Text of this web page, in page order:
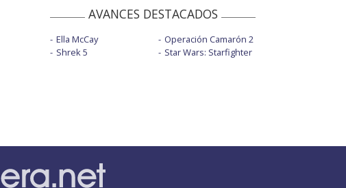
AVANCES DESTACADOS
Ella McCay
Shrek 5
Operación Camarón 2
Star Wars: Starfighter